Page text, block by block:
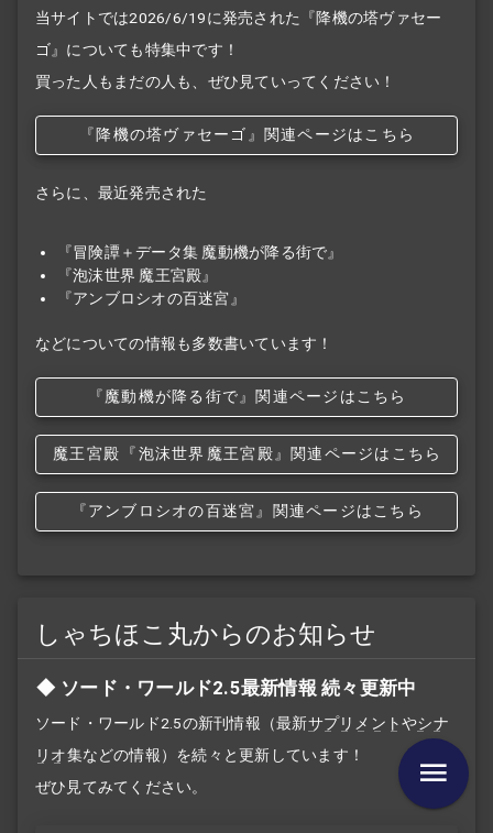
当サイトでは2026/6/19に発売された『降機の塔ヴァセー
ゴ』についても特集中です！
買った人もまだの人も、ぜひ見ていってください！
『降機の塔ヴァセーゴ』関連ページはこちら
さらに、最近発売された
『冒険譚＋データ集 魔動機が降る街で』
『泡沫世界 魔王宮殿』
『アンブロシオの百迷宮』
などについての情報も多数書いています！
『魔動機が降る街で』関連ページはこちら
魔王宮殿 『泡沫世界 魔王宮殿』関連ページはこちら
『アンブロシオの百迷宮』関連ページはこちら
しゃちほこ丸からのお知らせ
ソード・ワールド2.5最新情報 続々更新中
ソード・ワールド2.5の新刊情報（最新サプリメントやシナ
リオ集などの情報）を続々と更新しています！
ぜひ見てみてください。